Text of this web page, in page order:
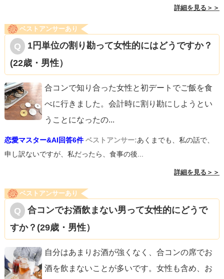
詳細を見る＞＞
ベストアンサーあり
1円単位の割り勘って女性的にはどうですか？
(22歳・男性）
合コンで知り合った女性と初デートでご飯を食
べに行きました。会計時に割り勘にしようとい
うことになったの...
恋愛マスター&AI回答6件 ベストアンサー:あくまでも、私の話で、
申し訳ないですが、私だったら、食事の後...
詳細を見る＞＞
ベストアンサーあり
合コンでお酒飲まない男って女性的にどうで
すか？(29歳・男性）
自分はあまりお酒が強くなく、合コンの席でお
酒を飲まないことが多いです。女性も含め、お